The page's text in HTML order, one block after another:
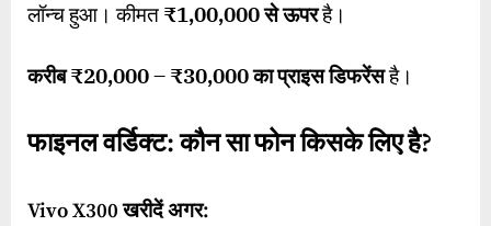
लॉन्च हुआ। कीमत ₹1,00,000से ऊपरहै।
करीब₹20,000 – ₹30,000का प्राइस डिफरेंसहै।
फाइनल वर्डिक्ट: कौन सा फोन किसके लिए है?
Vivo X300खरीदें अगर: